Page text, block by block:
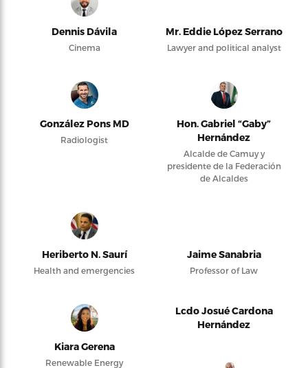
Dennis Dávila
Cinema
Mr. Eddie López Serrano
Lawyer and political analyst
González Pons MD
Radiologist
Hon. Gabriel “Gaby”
Hernández
Alcalde de Camuy y
presidente de la Federación
de Alcaldes
Heriberto N. Saurí
Health and emergencies
Jaime Sanabria
Professor of Law
Kiara Gerena
Renewable Energy
Lcdo Josué Cardona
Hernández